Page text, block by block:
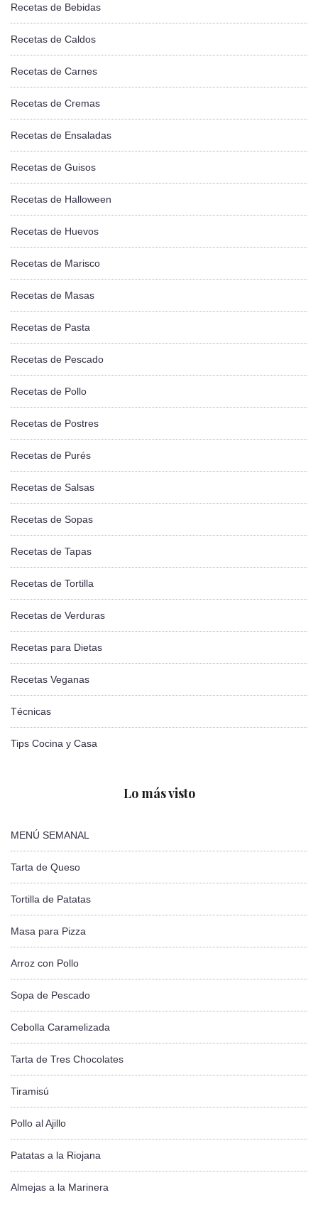
Recetas de Bebidas
Recetas de Caldos
Recetas de Carnes
Recetas de Cremas
Recetas de Ensaladas
Recetas de Guisos
Recetas de Halloween
Recetas de Huevos
Recetas de Marisco
Recetas de Masas
Recetas de Pasta
Recetas de Pescado
Recetas de Pollo
Recetas de Postres
Recetas de Purés
Recetas de Salsas
Recetas de Sopas
Recetas de Tapas
Recetas de Tortilla
Recetas de Verduras
Recetas para Dietas
Recetas Veganas
Técnicas
Tips Cocina y Casa
Lo más visto
MENÚ SEMANAL
Tarta de Queso
Tortilla de Patatas
Masa para Pizza
Arroz con Pollo
Sopa de Pescado
Cebolla Caramelizada
Tarta de Tres Chocolates
Tiramisú
Pollo al Ajillo
Patatas a la Riojana
Almejas a la Marinera